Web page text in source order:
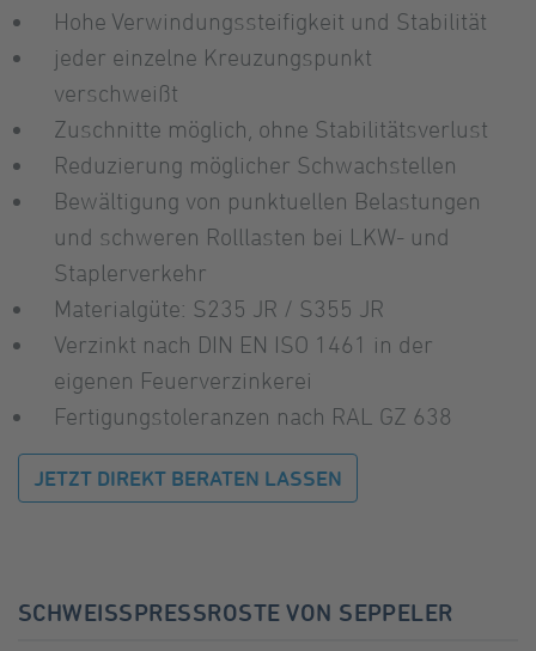
Hohe Verwindungssteifigkeit und Stabilität
jeder einzelne Kreuzungspunkt
verschweißt
Zuschnitte möglich, ohne Stabilitätsverlust
Reduzierung möglicher Schwachstellen
Bewältigung von punktuellen Belastungen
und schweren Rolllasten bei LKW- und
Staplerverkehr
Materialgüte: S235 JR / S355 JR
Verzinkt nach DIN EN ISO 1461 in der
eigenen Feuerverzinkerei
Fertigungstoleranzen nach RAL GZ 638
JETZT DIREKT BERATEN LASSEN
SCHWEISSPRESSROSTE VON SEPPELER